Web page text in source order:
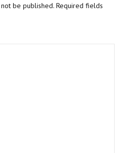
be published. Required fields